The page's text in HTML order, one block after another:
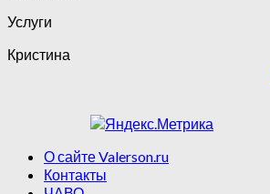
Услуги
Кристина
О сайте Valerson.ru
Контакты